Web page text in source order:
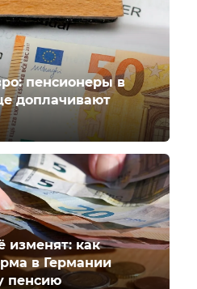
пенсионеры в
доплачивают
изменят: как
в Германии
пенсию